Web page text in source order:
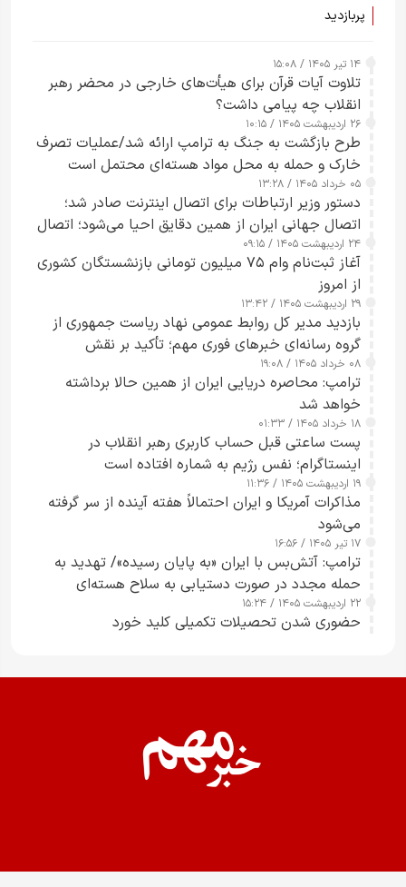
پربازدید
۱۴ تیر ۱۴۰۵ / ۱۵:۰۸
تلاوت آیات قرآن برای هیأت‌های خارجی در محضر رهبر
انقلاب چه پیامی داشت؟
۲۶ اردیبهشت ۱۴۰۵ / ۱۰:۱۵
طرح‌ بازگشت به جنگ به ترامپ ارائه شد/عملیات تصرف
خارک و حمله به محل مواد هسته‌ای محتمل است
۰۵ خرداد ۱۴۰۵ / ۱۳:۲۸
دستور وزیر ارتباطات برای اتصال اینترنت صادر شد؛
اتصال جهانی ایران از همین دقایق احیا می‌شود؛ اتصال
کامل مردم تا ۲۴ ساعت آینده
۲۴ اردیبهشت ۱۴۰۵ / ۰۹:۱۵
آغاز ثبت‌نام وام ۷۵ میلیون تومانی بازنشستگان کشوری
از امروز
۲۹ اردیبهشت ۱۴۰۵ / ۱۳:۴۲
بازدید مدیر کل روابط عمومی نهاد ریاست جمهوری از
گروه رسانه‌ای خبرهای فوری مهم؛ تأکید بر نقش
رسانه‌های هوشمند و مسئول در ارتقای آگاهی عمومی
۰۸ خرداد ۱۴۰۵ / ۱۹:۰۸
ترامپ: محاصره دریایی ایران از همین حالا برداشته
خواهد شد
۱۸ خرداد ۱۴۰۵ / ۰۱:۳۳
پست ساعتی قبل حساب کاربری رهبر انقلاب در
اینستاگرام؛ نفس رژیم به شماره افتاده است​
۱۹ اردیبهشت ۱۴۰۵ / ۱۱:۳۶
مذاکرات آمریکا و ایران احتمالاً هفته آینده از سر گرفته
می‌شود
۱۷ تیر ۱۴۰۵ / ۱۶:۵۶
ترامپ: آتش‌بس با ایران «به پایان رسیده»/ تهدید به
حمله مجدد در صورت دستیابی به سلاح هسته‌ای
۲۲ اردیبهشت ۱۴۰۵ / ۱۵:۲۴
حضوری شدن تحصیلات تکمیلی کلید خورد